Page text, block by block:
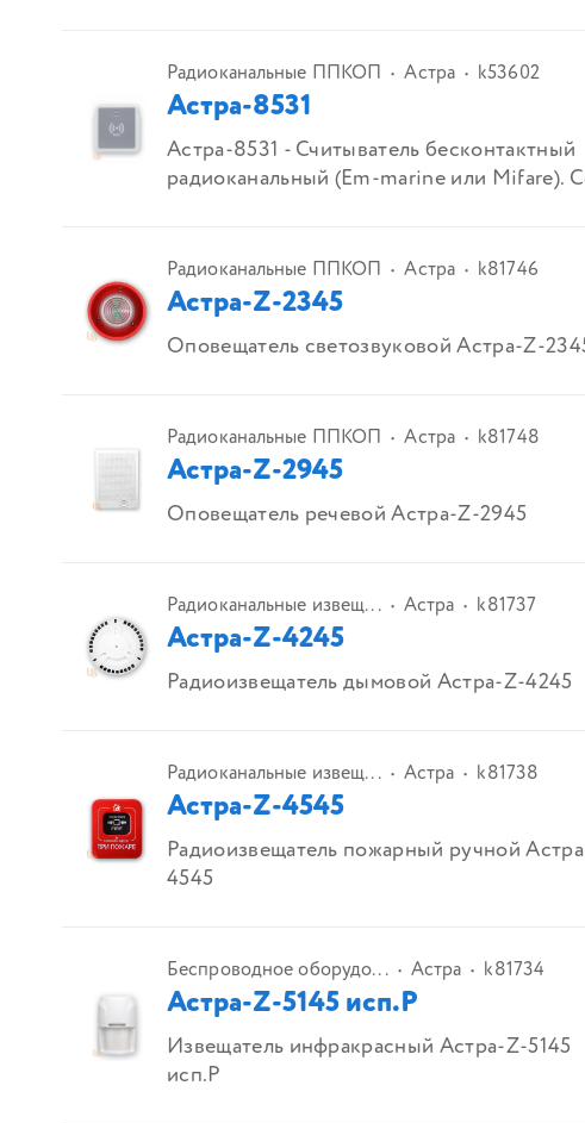
Радиоканальные ППКОП Астра k53602
Астра-8531
Астра-8531 - Считыватель бесконтактный
радиоканальный (Em-marine или Mifare).
Радиоканальные ППКОП Астра k81746
Астра-Z-2345
Оповещатель светозвуковой Астра-Z-
Радиоканальные ППКОП Астра k81748
Астра-Z-2945
Оповещатель речевой Астра-Z-2945
Радиоканальные извещ... Астра k81737
Астра-Z-4245
Радиоизвещатель дымовой Астра-Z-4245
Радиоканальные извещ... Астра k81738
Астра-Z-4545
Радиоизвещатель пожарный ручной
4545
Беспроводное оборудо... Астра k81734
Астра-Z-5145 исп.Р
Извещатель инфракрасный Астра-Z-5145
исп.Р